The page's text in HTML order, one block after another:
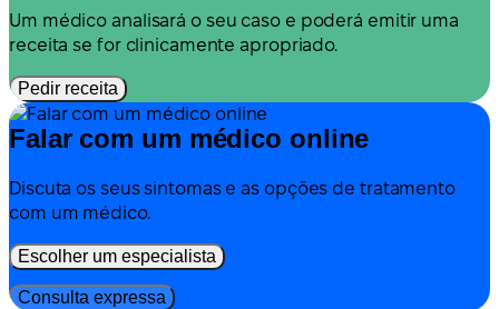
Um médico analisará o seu caso e poderá emitir uma
receita se for clinicamente apropriado.
Pedir receita
Falar com um médico online
Discuta os seus sintomas e as opções de tratamento
com um médico.
Escolher um especialista
Consulta expressa